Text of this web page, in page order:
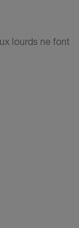
lourds ne font